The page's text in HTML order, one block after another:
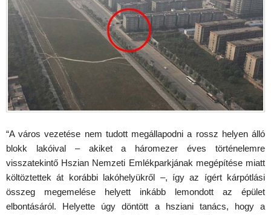
“A város vezetése nem tudott megállapodni a rossz helyen álló
blokk lakóival – akiket a háromezer éves történelemre
visszatekintő Hszian Nemzeti Emlékparkjának megépítése miatt
költöztettek át korábbi lakóhelyükről –, így az ígért kárpótlási
összeg megemelése helyett inkább lemondott az épület
elbontásáról. Helyette úgy döntött a hsziani tanács, hogy a